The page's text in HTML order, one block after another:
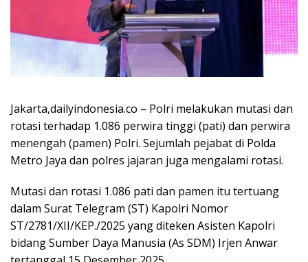
Jakarta,dailyindonesia.co – Polri melakukan mutasi dan
rotasi terhadap 1.086 perwira tinggi (pati) dan perwira
menengah (pamen) Polri. Sejumlah pejabat di Polda
Metro Jaya dan polres jajaran juga mengalami rotasi.
Mutasi dan rotasi 1.086 pati dan pamen itu tertuang
dalam Surat Telegram (ST) Kapolri Nomor
ST/2781/XII/KEP./2025 yang diteken Asisten Kapolri
bidang Sumber Daya Manusia (As SDM) Irjen Anwar